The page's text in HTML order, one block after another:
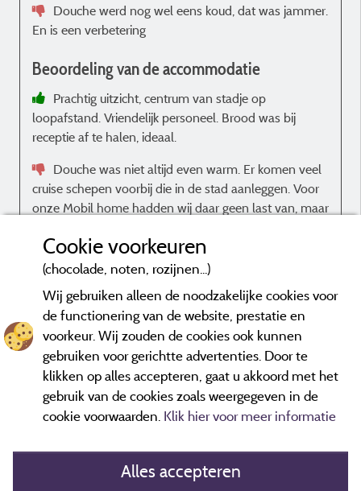
Douche werd nog wel eens koud, dat was jammer.
En is een verbetering
Beoordeling van de accommodatie
Prachtig uitzicht, centrum van stadje op
loopafstand. Vriendelijk personeel. Brood was bij
receptie af te halen, ideaal.
Douche was niet altijd even warm. Er komen veel
cruise schepen voorbij die in de stad aanleggen. Voor
onze Mobil home hadden wij daar geen last van, maar
wel tegen aan..
Beoordelingen die niet ouder zijn dan drie jaar en een controle
hebben ondergaan.Meer informatie
Cookie voorkeuren
(chocolade, noten, rozijnen...)
Wij gebruiken alleen de noodzakelijke cookies voor
de functionering van de website, prestatie en
voorkeur. Wij zouden de cookies ook kunnen
gebruiken voor gerichtte advertenties. Door te
klikken op alles accepteren, gaat u akkoord met het
gebruik van de cookies zoals weergegeven in de
cookie voorwaarden. Klik hier voor meer informatie
Alles accepteren